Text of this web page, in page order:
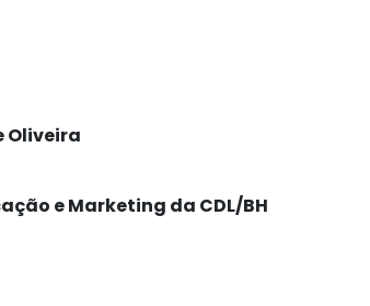
Oliveira
e Marketing da CDL/BH